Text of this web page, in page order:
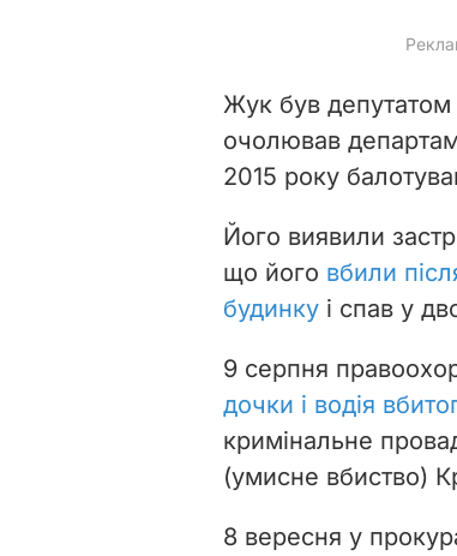
Жук був депутатом
очолював
2015 року
Його виявили
що його вбили
будинку і спав у
9 серпня
дочки і водія
кримінальне
(умисне вбиство)
8 вересня у